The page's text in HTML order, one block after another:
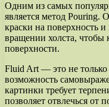
Одним из самых
является метод Pouring.
краски на поверхность
вращении холста, чтобы
поверхности.
Fluid Art — это не только
возможность
картинки требует
позволяет отвлечься от